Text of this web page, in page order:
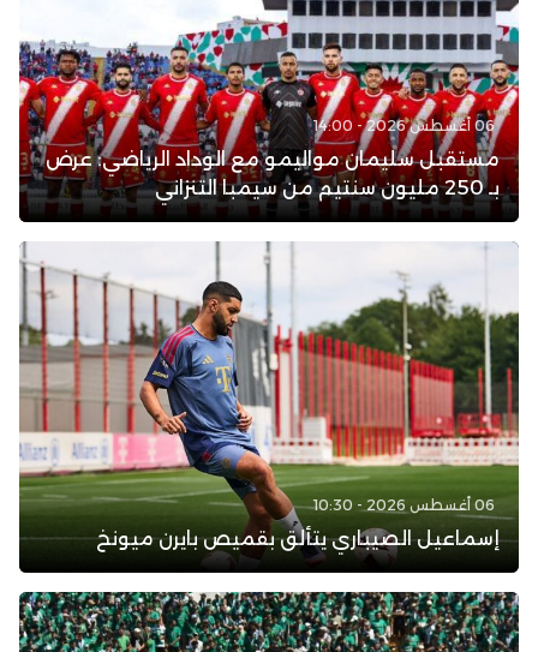
06 أغسطس 2026 - 14:00
مستقبل سليمان مواليمو مع الوداد الرياضي: عرض
بـ 250 مليون سنتيم من سيمبا التنزاني
06 أغسطس 2026 - 10:30
إسماعيل الصيباري يتألق بقميص بايرن ميونخ